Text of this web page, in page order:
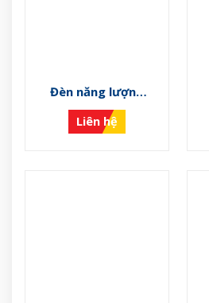
Đèn năng lượng
mặt trời VS-NLMT-
L
Liên hệ